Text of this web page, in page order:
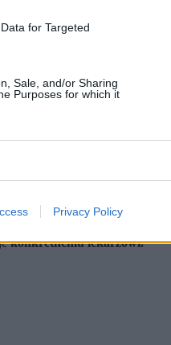
for Targeted
Sale, and/or Sharing
Purposes for which it
Privacy Policy
PESEL.
może być zyskanie
i Taryfikacji
konkretnemu lekarzowi.